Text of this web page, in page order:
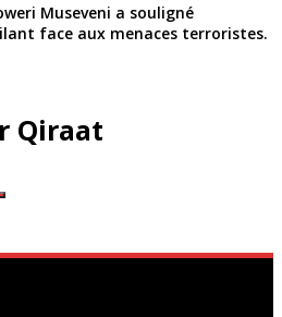
Museveni a souligné
face aux menaces terroristes.
Qiraat